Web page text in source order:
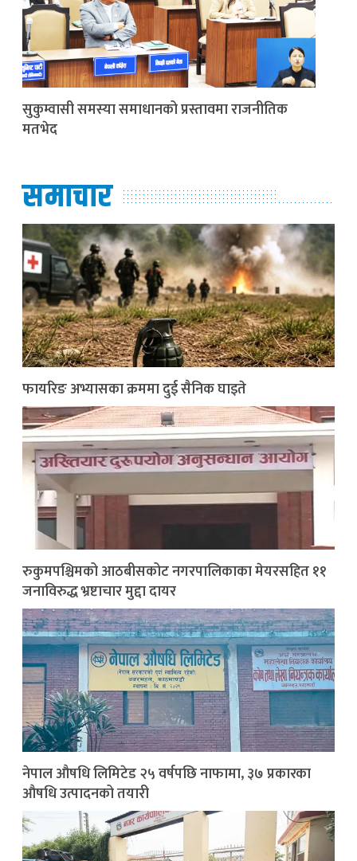
सुकुम्वासी समस्या समाधानको प्रस्तावमा राजनीतिक
मतभेद
समाचार
फायरिङ अभ्यासका क्रममा दुई सैनिक घाइते
रुकुमपश्चिमको आठबीसकोट नगरपालिकाका मेयरसहित ११
जनाविरुद्ध भ्रष्टाचार मुद्दा दायर
नेपाल औषधि लिमिटेड २५ वर्षपछि नाफामा, ३७ प्रकारका
औषधि उत्पादनको तयारी